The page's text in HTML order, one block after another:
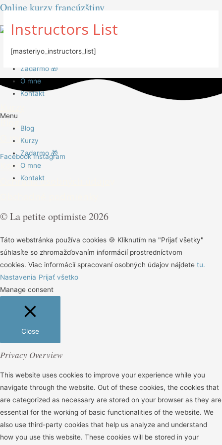
Online kurzy francúzštiny
Kurzy
Zadarmo 🎁
O mne
Kontakt
Menu
Blog
Kurzy
Zadarmo 🎁
O mne
Kontakt
Instructors List
[masteriyo_instructors_list]
Blog
O mne
Facebook Instagram
Kontakt
Ochrana osobných údajo
© La petite optimiste 2026
Táto webstránka používa cookies 🍪 Kliknutím na "Prijať všetky"
súhlasíte so zhromažďovaním informácií prostredníctvom
cookies. Viac informácií spracovaní osobných údajov nájdete tu.
Nastavenia Prijať všetko
Manage consent
Close
Privacy Overview
This website uses cookies to improve your experience while you
navigate through the website. Out of these cookies, the cookies that
are categorized as necessary are stored on your browser as they are
essential for the working of basic functionalities of the website. We
also use third-party cookies that help us analyze and understand
how you use this website. These cookies will be stored in your